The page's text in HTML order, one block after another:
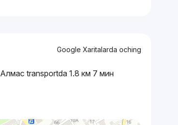
Google Xaritalarda oching
Алмас transportda 1.8 км 7 мин